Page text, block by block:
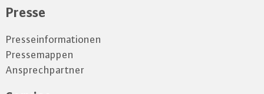
Presse
Presseinformationen
Pressemappen
Ansprechpartner